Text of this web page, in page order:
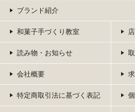
ブランド紹介
和菓子手づくり教室
読み物・お知らせ
会社概要
特定商取引法に基づく表記